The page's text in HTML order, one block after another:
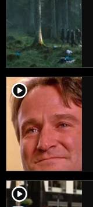
player2
player2